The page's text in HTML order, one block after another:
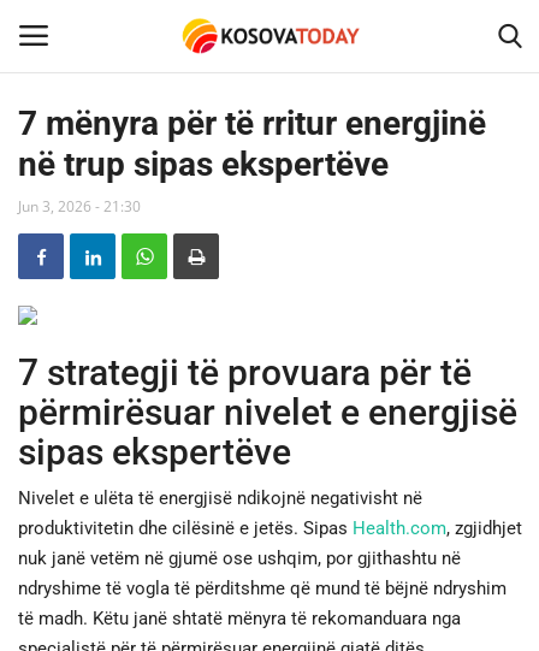
Home
SHQIPERIA
SHOWBIZ
BOTA
TECH
JETA
7 mënyra për të rritur energjinë
në trup sipas ekspertëve
Jun 3, 2026 - 21:30
7 strategji të provuara për të
përmirësuar nivelet e energjisë
sipas ekspertëve
Nivelet e ulëta të energjisë ndikojnë negativisht në
produktivitetin dhe cilësinë e jetës. Sipas Health.com, zgjidhjet
nuk janë vetëm në gjumë ose ushqim, por gjithashtu në
ndryshime të vogla të përditshme që mund të bëjnë ndryshim
të madh. Këtu janë shtatë mënyra të rekomanduara nga